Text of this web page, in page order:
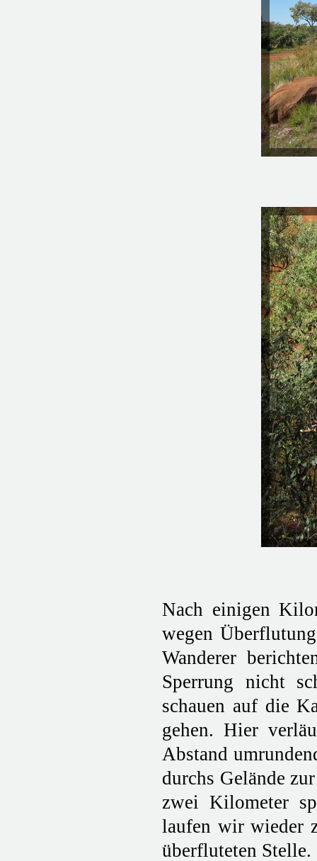
Nach einigen
wegen
Wanderer
Sperrung nicht
schauen auf die
gehen. Hier
Abstand
durchs Gelände
zwei Kilometer
laufen wir wieder
überfluteten Stelle.